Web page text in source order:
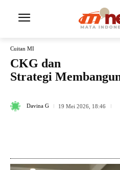
Cuitan MI
CKG dan
Strategi
Davina G 19 Mei 2026, 18:46